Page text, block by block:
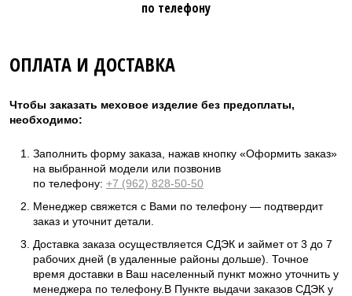
по телефону
ОПЛАТА И ДОСТАВКА
Чтобы заказать меховое изделие без предоплаты,
необходимо:
Заполнить форму заказа, нажав кнопку «Оформить заказ»
на выбранной модели или позвонив
по телефону: +7 (962) 828-50-50
Менеджер свяжется с Вами по телефону — подтвердит
заказ и уточнит детали.
Доставка заказа осуществляется СДЭК и займет от 3 до 7
рабочих дней (в удаленные районы дольше). Точное
время доставки в Ваш населенный пункт можно уточнить у
менеджера по телефону.В Пункте выдачи заказов СДЭК у